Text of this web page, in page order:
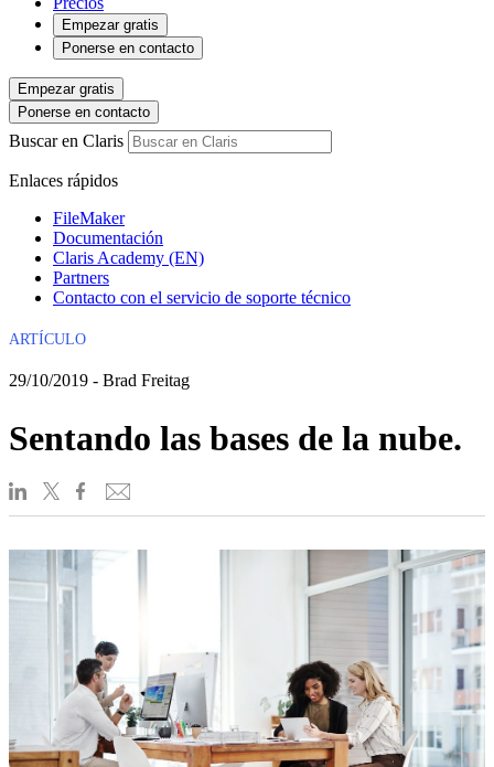
Empezar gratis
Ponerse en contacto
Empezar gratis
Ponerse en contacto
Buscar en Claris
Enlaces rápidos
FileMaker
Documentación
Claris Academy (EN)
Partners
Contacto con el servicio de soporte técnico
ARTÍCULO
29/10/2019 - Brad Freitag
Sentando las bases de la nube.